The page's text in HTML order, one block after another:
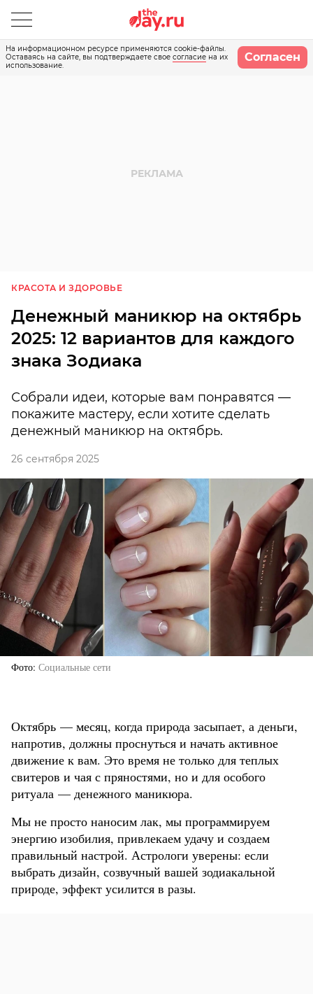
На информационном ресурсе применяются cookie-файлы.
Оставаясь на сайте, вы подтверждаете свое согласие на их
использование.
Согласен
КРАСОТА И ЗДОРОВЬЕ
Денежный маникюр на октябрь
2025: 12 вариантов для каждого
знака Зодиака
Собрали идеи, которые вам понравятся —
покажите мастеру, если хотите сделать
денежный маникюр на октябрь.
26 сентября 2025
Фото Социальные сети
Октябрь — месяц, когда природа засыпает, а деньги,
напротив, должны проснуться и начать активное
движение к вам. Это время не только для теплых
свитеров и чая с пряностями, но и для особого
ритуала — денежного маникюра.
Мы не просто наносим лак, мы программируем
энергию изобилия, привлекаем удачу и создаем
правильный настрой. Астрологи уверены: если
выбрать дизайн, созвучный вашей зодиакальной
природе, эффект усилится в разы.